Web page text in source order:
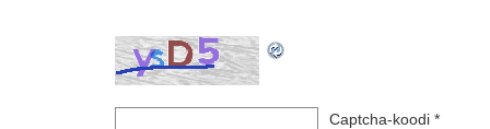
Captcha-koodi *